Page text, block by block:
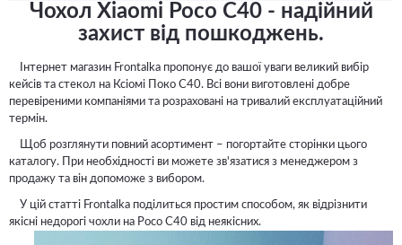
Чохол Xiaomi Poco C40 - надійний
захист від пошкоджень.
Інтернет магазин Frontalka пропонує до вашої уваги великий вибір
кейсів та стекол на Ксіомі Поко С40. Всі вони виготовлені добре
перевіреними компаніями та розраховані на тривалий експлуатаційний
термін.
Щоб розглянути повний асортимент – погортайте сторінки цього
каталогу. При необхідності ви можете зв'язатися з менеджером з
продажу та він допоможе з вибором.
У цій статті Frontalka поділиться простим способом, як відрізнити
якісні недорогі чохли на Poco C40 від неякісних.